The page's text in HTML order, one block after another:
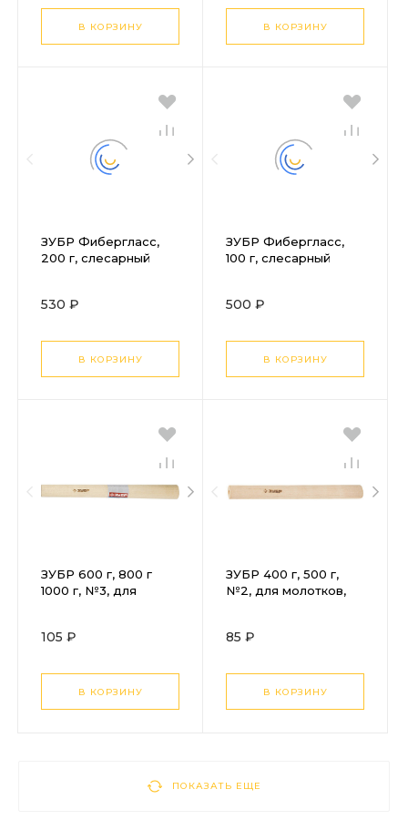
В КОРЗИНУ В КОРЗИНУ
ЗУБР Фибергласс,
200 г, слесарный
(20020-02)
530 ₽
В КОРЗИНУ
ЗУБР Фибергласс,
100 г, слесарный
(20020-01)
500 ₽
В КОРЗИНУ
ЗУБР 600 г, 800 г
1000 г, №3, для
(20299-3)
105 ₽
В КОРЗИНУ
ЗУБР 400 г, 500 г,
№2, для молотков,
85 ₽
В КОРЗИНУ
ПОКАЗАТЬ ЕЩЕ